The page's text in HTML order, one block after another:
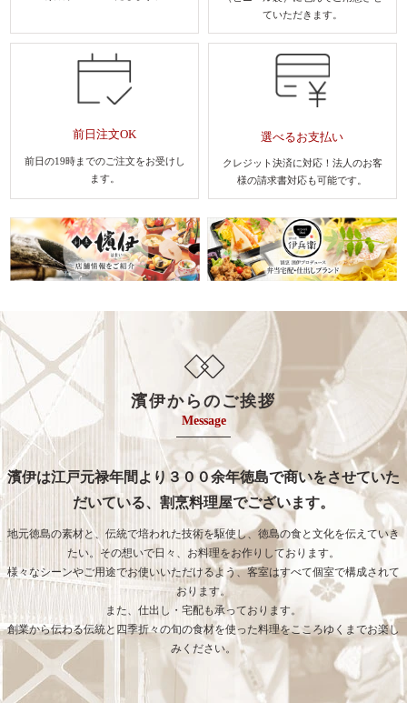
ていただきます。
前日注文OK
前日の19時までのご注文をお受けし
ます。
選べるお支払い
クレジット決済に対応！法人のお客
様の請求書対応も可能です。
濱伊からのご挨拶
Message
濱伊は江戸元禄年間より３００余年徳島で商いをさせていた
だいている、割烹料理屋でございます。
地元徳島の素材と、伝統で培われた技術を駆使し、徳島の食と文化を伝えていき
たい。その想いで日々、お料理をお作りしております。
様々なシーンやご用途でお使いいただけるよう、客室はすべて個室で構成されて
おります。
また、仕出し・宅配も承っております。
創業から伝わる伝統と四季折々の旬の食材を使った料理をこころゆくまでお楽し
みください。